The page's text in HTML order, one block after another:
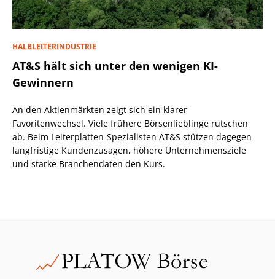
HALBLEITERINDUSTRIE
AT&S hält sich unter den wenigen KI-
Gewinnern
An den Aktienmärkten zeigt sich ein klarer
Favoritenwechsel. Viele frühere Börsenlieblinge rutschen
ab. Beim Leiterplatten-Spezialisten AT&S stützen dagegen
langfristige Kundenzusagen, höhere Unternehmensziele
und starke Branchendaten den Kurs.